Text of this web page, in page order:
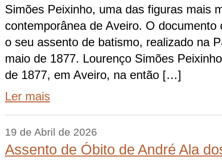
Simões Peixinho, uma das figuras mais
contemporânea de Aveiro. O documento
o seu assento de batismo, realizado na
maio de 1877. Lourenço Simões
de 1877, em Aveiro, na então […]
Ler mais
19 de Abril de 2026
Assento de Óbito de André Ala